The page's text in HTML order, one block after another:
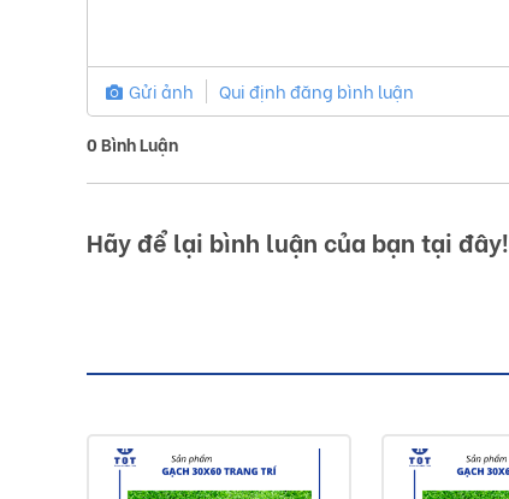
Gửi ảnh Qui định đăng bình luận
0Bình Luận
Hãy để lại bình luận của bạn tại đây!